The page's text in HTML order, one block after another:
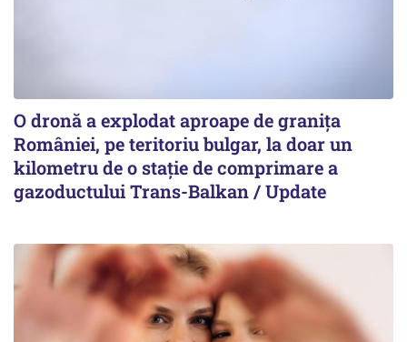
O dronă a explodat aproape de granița
României, pe teritoriu bulgar, la doar un
kilometru de o stație de comprimare a
gazoductului Trans-Balkan / Update